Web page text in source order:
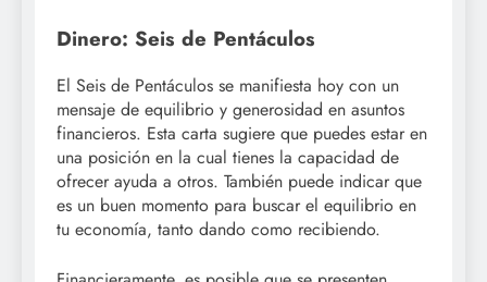
Dinero: Seis de Pentáculos
El Seis de Pentáculos se manifiesta hoy con un
mensaje de equilibrio y generosidad en asuntos
financieros. Esta carta sugiere que puedes estar en
una posición en la cual tienes la capacidad de
ofrecer ayuda a otros. También puede indicar que
es un buen momento para buscar el equilibrio en
tu economía, tanto dando como recibiendo.